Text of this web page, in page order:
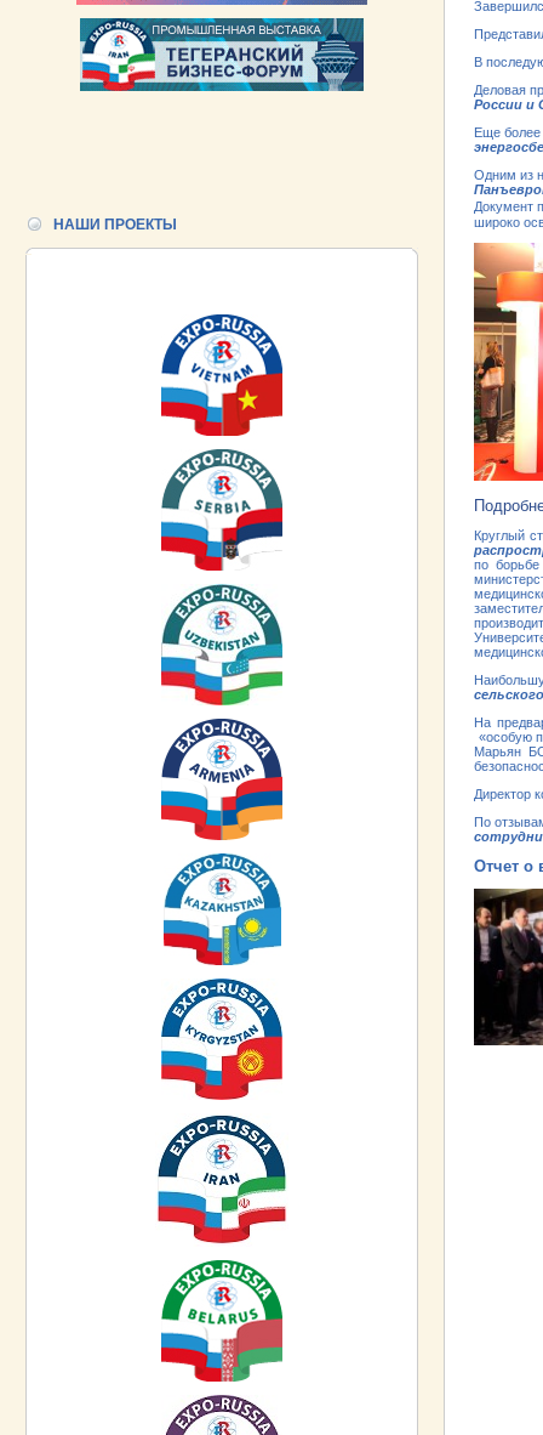
НАШИ ПРОЕКТЫ
В
Деловая
России и
Еще более
Одним из
Документ
широко
Круглый
по
На
«особую
Марьян
Директор
По
Отчет о